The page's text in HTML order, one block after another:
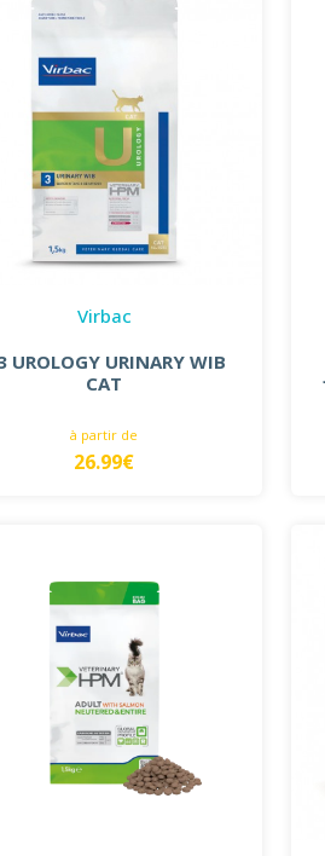
Virbac
UROLOGY URINARY WIB
CAT
à partir de
26.99€